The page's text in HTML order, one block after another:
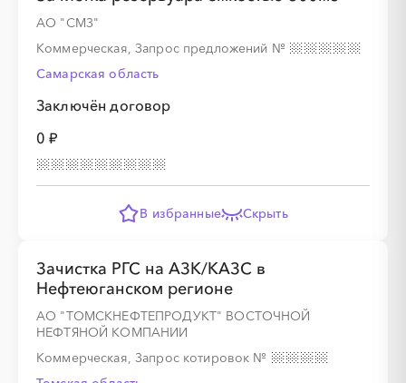
АО "СМЗ"
Коммерческая, Запрос предложений №
Самарская область
Заключён договор
0 ₽
В избранные Скрыть
Зачистка РГС на АЗК/КАЗС в
Нефтеюганском регионе
АО "ТОМСКНЕФТЕПРОДУКТ" ВОСТОЧНОЙ
НЕФТЯНОЙ КОМПАНИИ
Коммерческая, Запрос котировок №